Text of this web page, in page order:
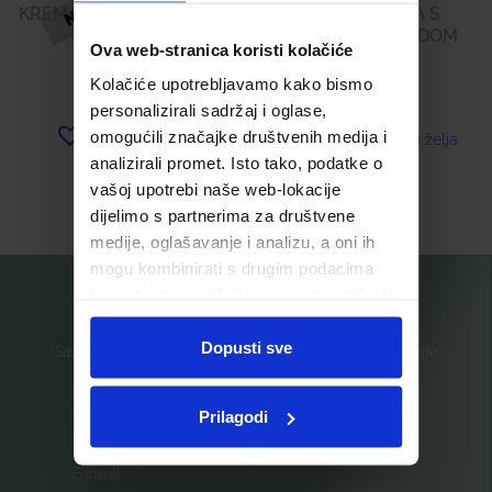
Ova web-stranica koristi kolačiće
Kolačiće upotrebljavamo kako bismo
personalizirali sadržaj i oglase,
omogućili značajke društvenih medija i
analizirali promet. Isto tako, podatke o
vašoj upotrebi naše web-lokacije
dijelimo s partnerima za društvene
medije, oglašavanje i analizu, a oni ih
mogu kombinirati s drugim podacima
ste upotrebljavali njihove usluge.
Dopusti sve
Prilagodi
KREMA ZA LICE S ULJEM
33,73€
Dodaj u listu želja
Pročitaj više
ČIŠĆENJE LICA S
LAVANDOM I MEDOM
15,31
Dodaj u listu želja
Pročitaj više
Saznajte prvi za nove proizvode i ekskluzivne promocije
Prijavite se na listu za novosti